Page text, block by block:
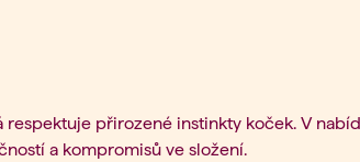
přirozené instinkty koček. V
a kompromisů ve složení.